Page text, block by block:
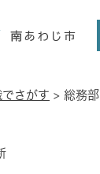
でさがす > 総務部